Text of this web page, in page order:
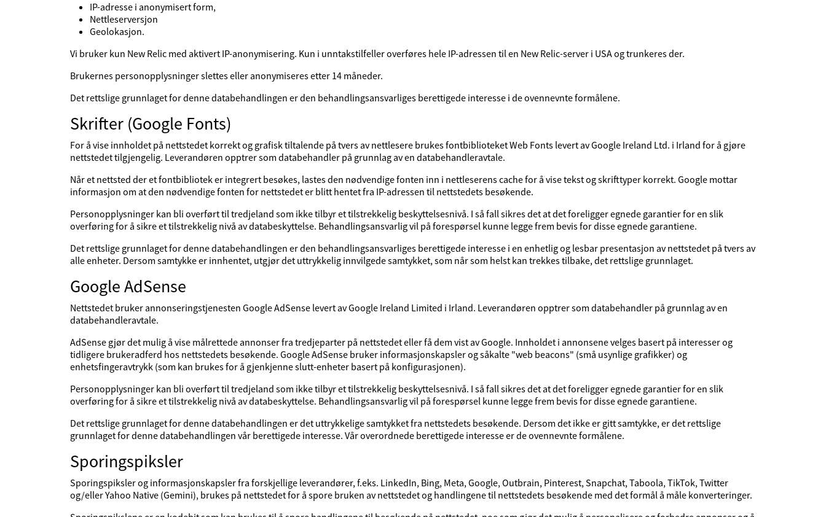
IP-adresse i anonymisert form,
Nettleserversjon
Geolokasjon.
Vi bruker kun New Relic med aktivert IP-anonymisering. Kun i unntakstilfeller overføres hele IP-adressen til en New Relic-server i USA og trunkeres der.
Brukernes personopplysninger slettes eller anonymiseres etter 14 måneder.
Det rettslige grunnlaget for denne databehandlingen er den behandlingsansvarliges berettigede interesse i de ovennevnte formålene.
Skrifter (Google Fonts)
For å vise innholdet på nettstedet korrekt og grafisk tiltalende på tvers av nettlesere brukes fontbiblioteket Web Fonts levert av Google Ireland Ltd. i Irland for å gjøre
nettstedet tilgjengelig. Leverandøren opptrer som databehandler på grunnlag av en databehandleravtale.
Når et nettsted der et fontbibliotek er integrert besøkes, lastes den nødvendige fonten inn i nettleserens cache for å vise tekst og skrifttyper korrekt. Google mottar
informasjon om at den nødvendige fonten for nettstedet er blitt hentet fra IP-adressen til nettstedets besøkende.
Personopplysninger kan bli overført til tredjeland som ikke tilbyr et tilstrekkelig beskyttelsesnivå. I så fall sikres det at det foreligger egnede garantier for en slik
overføring for å sikre et tilstrekkelig nivå av databeskyttelse. Behandlingsansvarlig vil på forespørsel kunne legge frem bevis for disse egnede garantiene.
Det rettslige grunnlaget for denne databehandlingen er den behandlingsansvarliges berettigede interesse i en enhetlig og lesbar presentasjon av nettstedet på tvers av
alle enheter. Dersom samtykke er innhentet, utgjør det uttrykkelig innvilgede samtykket, som når som helst kan trekkes tilbake, det rettslige grunnlaget.
Google AdSense
Nettstedet bruker annonseringstjenesten Google AdSense levert av Google Ireland Limited i Irland. Leverandøren opptrer som databehandler på grunnlag av en
databehandleravtale.
AdSense gjør det mulig å vise målrettede annonser fra tredjeparter på nettstedet eller få dem vist av Google. Innholdet i annonsene velges basert på interesser og
tidligere brukeradferd hos nettstedets besøkende. Google AdSense bruker informasjonskapsler og såkalte "web beacons" (små usynlige grafikker) og
enhetsfingeravtrykk (som kan brukes for å gjenkjenne slutt-enheter basert på konfigurasjonen).
Personopplysninger kan bli overført til tredjeland som ikke tilbyr et tilstrekkelig beskyttelsesnivå. I så fall sikres det at det foreligger egnede garantier for en slik
overføring for å sikre et tilstrekkelig nivå av databeskyttelse. Behandlingsansvarlig vil på forespørsel kunne legge frem bevis for disse egnede garantiene.
Det rettslige grunnlaget for denne databehandlingen er det uttrykkelige samtykket fra nettstedets besøkende. Dersom det ikke er gitt samtykke, er det rettslige
grunnlaget for denne databehandlingen vår berettigede interesse. Vår overordnede berettigede interesse er de ovennevnte formålene.
Sporingspiksler
Sporingspiksler og informasjonskapsler fra forskjellige leverandører, f.eks. LinkedIn, Bing, Meta, Google, Outbrain, Pinterest, Snapchat, Taboola, TikTok, Twitter
og/eller Yahoo Native (Gemini), brukes på nettstedet for å spore bruken av nettstedet og handlingene til nettstedets besøkende med det formål å måle konverteringer.